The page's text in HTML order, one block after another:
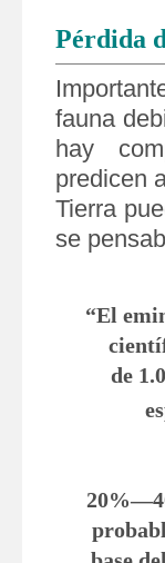
Pérdida
fauna
hay
predicen
Tierra
se
“El
de